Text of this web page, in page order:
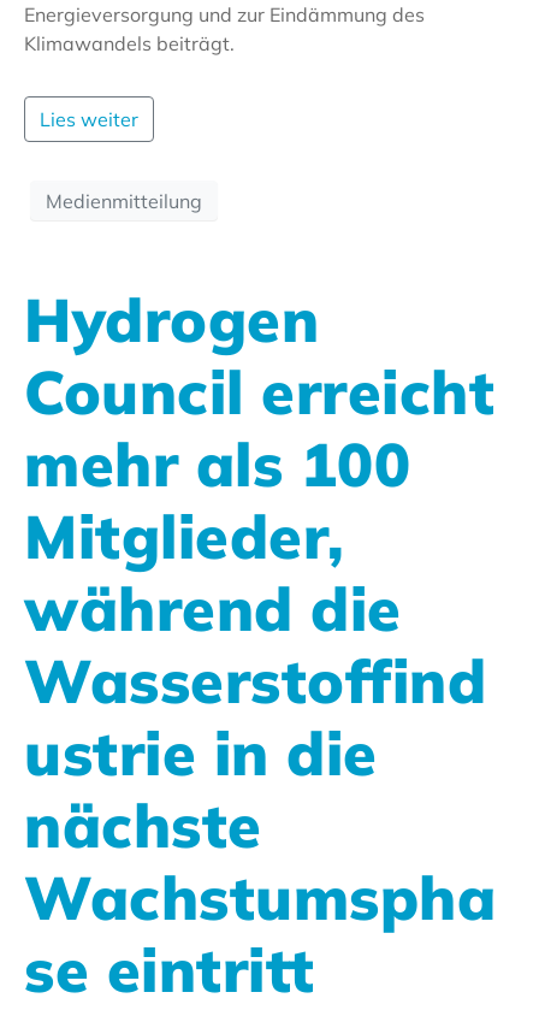
Energieversorgung und zur Eindämmung des
Klimawandels beiträgt.
Lies weiter
Medienmitteilung
Hydrogen
Council erreicht
mehr als 100
Mitglieder,
während die
Wasserstoffind
ustrie in die
nächste
Wachstumspha
se eintritt